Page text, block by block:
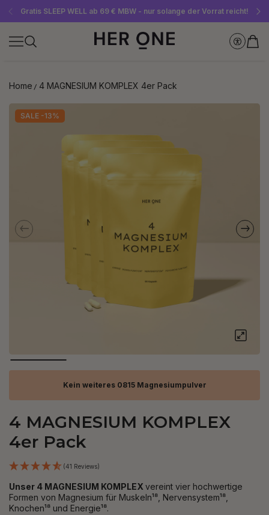
Gratis SLEEP WELL ab 69 € MBW - nur solange der Vorrat reicht!
Jetzt Newsletter abonnieren und 10 €-Gutschein sichern
Bis zu 30 % sparen mit unseren Spar-Abos
Home 4 MAGNESIUM KOMPLEX 4er Pack
SALE -13%
Kein weiteres 0815 Magnesiumpulver
4 MAGNESIUM KOMPLEX
4er Pack
(41 Reviews)
Unser 4 MAGNESIUM KOMPLEX vereint vier hochwertige
Formen von Magnesium für Muskeln¹⁸, Nervensystem¹⁸,
Knochen¹⁸ und Energie¹⁸.